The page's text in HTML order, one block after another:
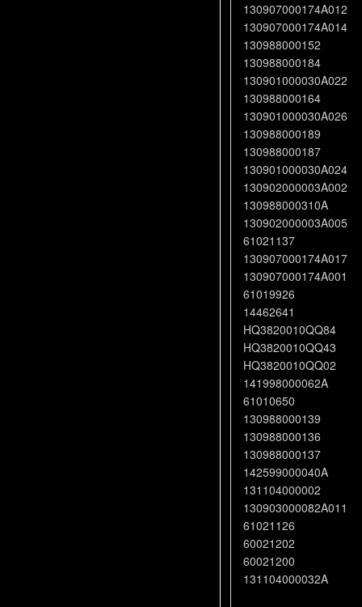
130907000174A012
130907000174A014
130988000152
130988000184
130901000030A022
130988000164
130901000030A026
130988000189
130988000187
130901000030A024
130902000003A002
130988000310A
130902000003A005
61021137
130907000174A017
130907000174A001
61019926
14462641
HQ3820010QQ84
HQ3820010QQ43
HQ3820010QQ02
141998000062A
61010650
130988000139
130988000136
130988000137
142599000040A
131104000002
130903000082A011
61021126
60021202
60021200
131104000032A